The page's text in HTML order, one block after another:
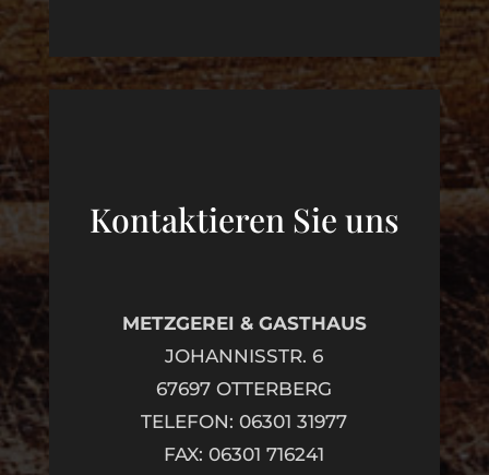
Kontaktieren Sie uns
METZGEREI & GASTHAUS
JOHANNISSTR. 6
67697 OTTERBERG
TELEFON: 06301 31977
FAX: 06301 716241